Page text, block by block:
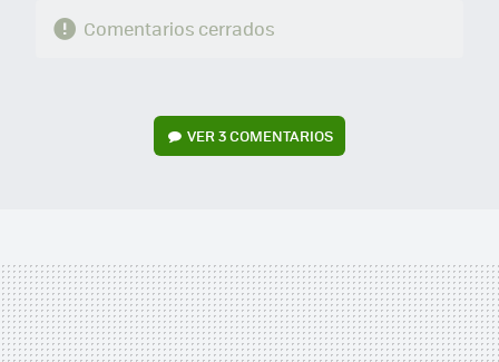
Comentarios cerrados
VER3 COMENTARIOS